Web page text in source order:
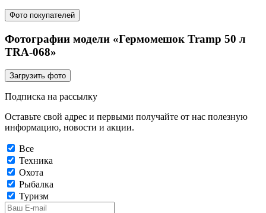
Фото покупателей
Фотографии модели «Гермомешок Tramp 50 л
TRA-068»
Загрузить фото
Подписка на рассылку
Оставьте свой адрес и первыми получайте от нас полезную
информацию, новости и акции.
Все
Техника
Охота
Рыбалка
Туризм